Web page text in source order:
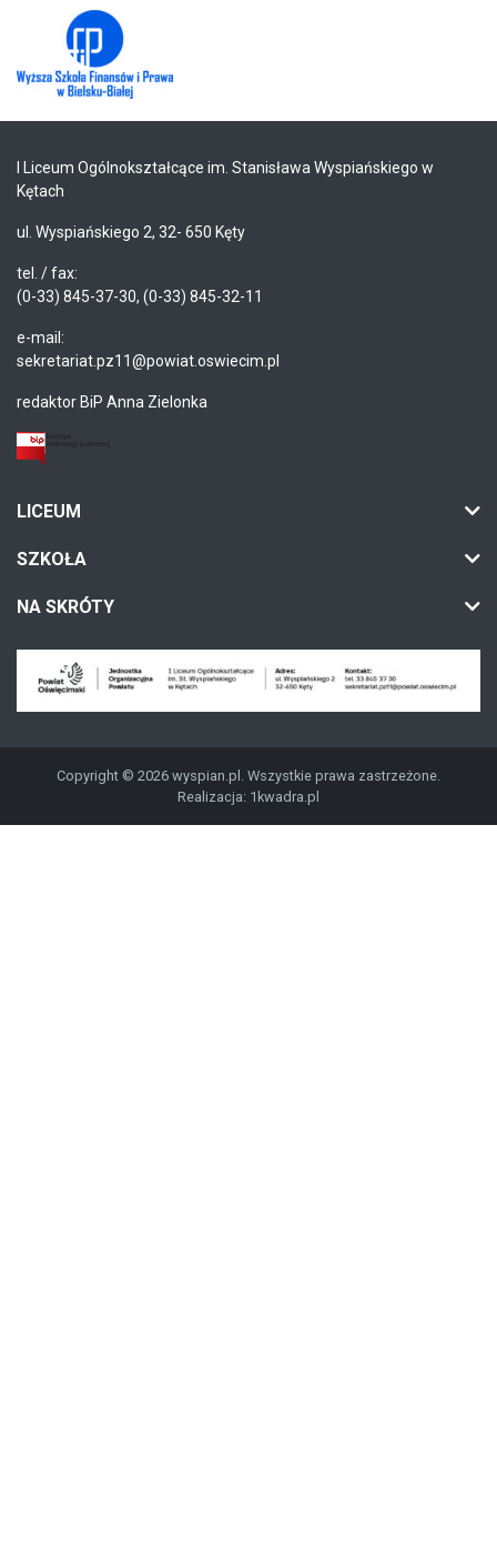
I Liceum Ogólnokształcące im. Stanisława Wyspiańskiego w
Kętach
ul. Wyspiańskiego 2, 32- 650 Kęty
tel. / fax:
(0-33) 845-37-30, (0-33) 845-32-11
e-mail:
sekretariat.pz11@powiat.oswiecim.pl
redaktor BiP Anna Zielonka
LICEUM
SZKOŁA
NA SKRÓTY
Copyright © 2026 wyspian.pl. Wszystkie prawa zastrzeżone.
Realizacja: 1kwadra.pl